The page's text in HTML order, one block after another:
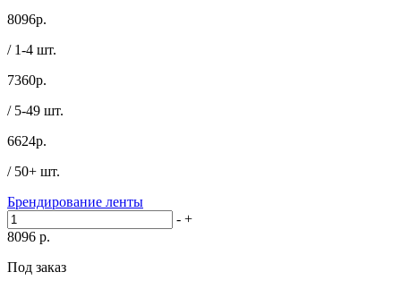
8096р.
/ 1-4 шт.
7360р.
/ 5-49 шт.
6624р.
/ 50+ шт.
Брендирование ленты
- +
8096 р.
Под заказ